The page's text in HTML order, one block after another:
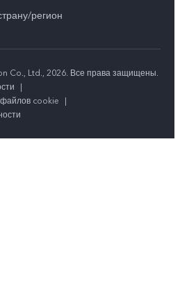
регион
Co., Ltd., 2026. Все права защищены.
|
cookie
|